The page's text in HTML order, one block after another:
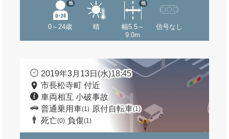
0～24歳
他
晴
幅5.5～
9.0m
他
信号なし
2019年3月13日(水)18:45
市長松寺町 付近
車両相互 小破事故
普通乗用車(1) 原付自転車(1)
死亡(0) 負傷(1)